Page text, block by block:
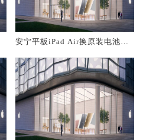
安宁平板iPad Air换原装电池维